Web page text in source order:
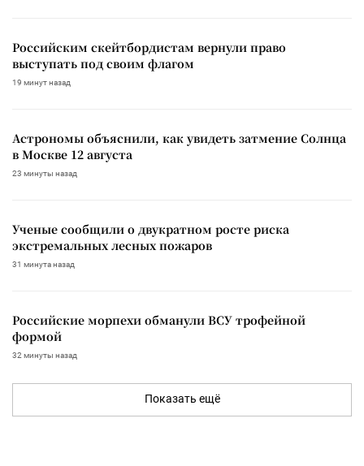
Российским скейтбордистам вернули право
выступать под своим флагом
19 минут назад
Астрономы объяснили, как увидеть затмение Солнца
в Москве 12 августа
23 минуты назад
Ученые сообщили о двукратном росте риска
экстремальных лесных пожаров
31 минута назад
Российские морпехи обманули ВСУ трофейной
формой
32 минуты назад
Показать ещё